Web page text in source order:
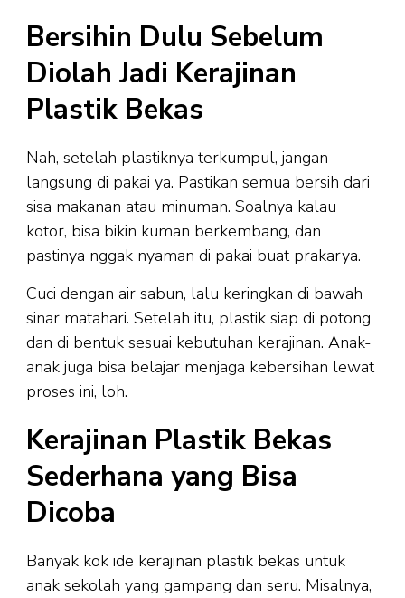
Bersihin Dulu Sebelum
Diolah Jadi Kerajinan
Plastik Bekas
Nah, setelah plastiknya terkumpul, jangan
langsung di pakai ya. Pastikan semua bersih dari
sisa makanan atau minuman. Soalnya kalau
kotor, bisa bikin kuman berkembang, dan
pastinya nggak nyaman di pakai buat prakarya.
Cuci dengan air sabun, lalu keringkan di bawah
sinar matahari. Setelah itu, plastik siap di potong
dan di bentuk sesuai kebutuhan kerajinan. Anak-
anak juga bisa belajar menjaga kebersihan lewat
proses ini, loh.
Kerajinan Plastik Bekas
Sederhana yang Bisa
Dicoba
Banyak kok ide kerajinan plastik bekas untuk
anak sekolah yang gampang dan seru. Misalnya,